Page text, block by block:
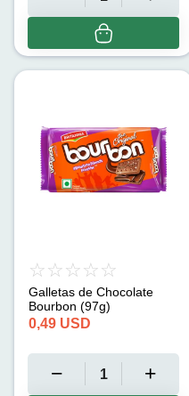
Galletas de Chocolate
Bourbon (97g)
0,49 USD